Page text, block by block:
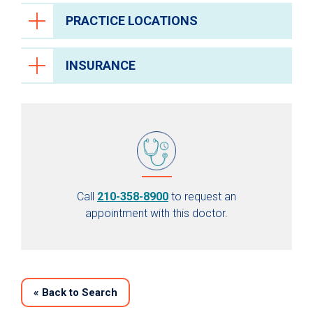
PRACTICE LOCATIONS
INSURANCE
Call 210-358-8900 to request an
appointment with this doctor.
« Back to Search